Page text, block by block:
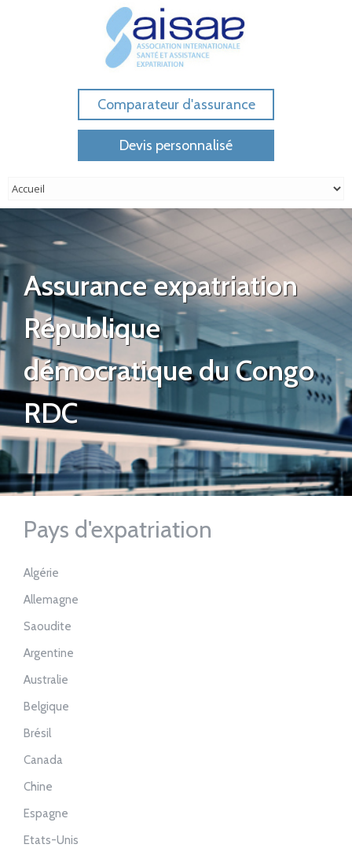
Comparateur d'assurance
Devis personnalisé
Assurance expatriation
République
démocratique du Congo
RDC
Pays d'expatriation
Algérie
Allemagne
Saoudite
Argentine
Australie
Belgique
Brésil
Canada
Chine
Espagne
Etats-Unis